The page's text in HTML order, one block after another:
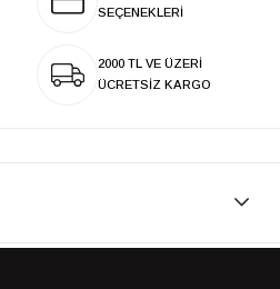
SEÇENEKLERİ
2000 TL VE ÜZERİ
ÜCRETSİZ KARGO